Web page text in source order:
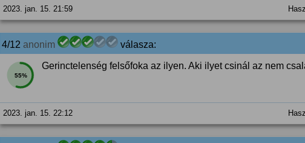
2023. jan. 15. 21:59
4/12 anonim válasza:
55%
Gerinctelenség felsőfoka az ilyen. Aki ilyet csinál az nem
2023. jan. 15. 22:12